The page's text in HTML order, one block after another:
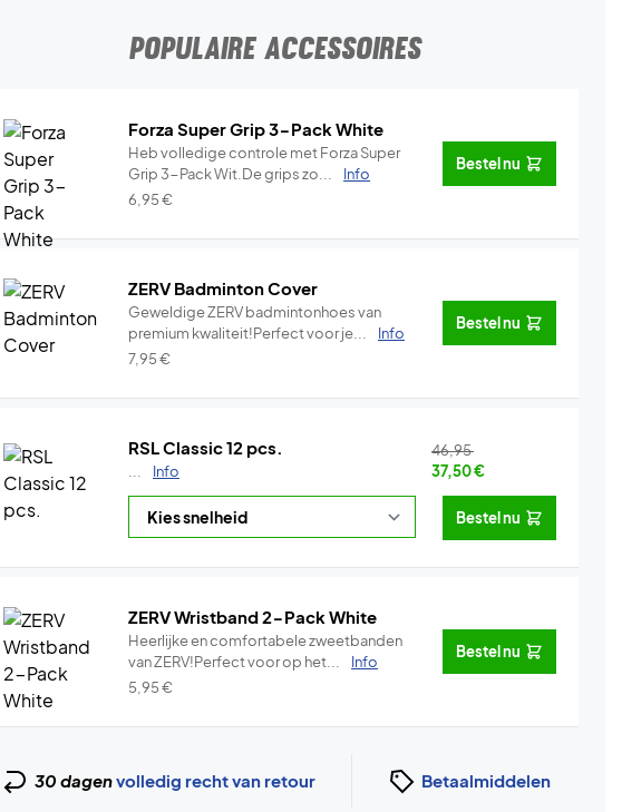
POPULAIRE ACCESSOIRES
Forza Super Grip 3-Pack White
Heb volledige controle met Forza Super
Grip 3-Pack Wit.De grips zo...
Info
6,95€
Bestel nu
ZERV Badminton Cover
Geweldige ZERV badmintonhoes van
premium kwaliteit!Perfect voor je...
Info
7,95€
Bestel nu
RSL Classic 12 pcs.
Info
46,95
37,50€
Bestel nu
ZERV Wristband 2-Pack White
Heerlijke en comfortabele zweetbanden
van ZERV!Perfect voor op het...
Info
5,95€
Bestel nu
30 dagenvolledig recht van retour Betaalmiddelen